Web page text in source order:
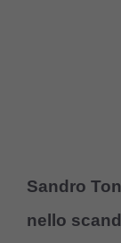
Sandro
nello